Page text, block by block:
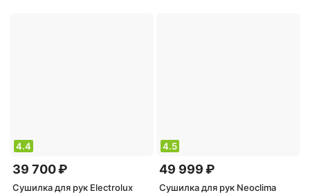
4.4
39 700 ₽
Сушилка для рук Electrolux
4.5
49 999 ₽
Сушилка для рук Neoclima